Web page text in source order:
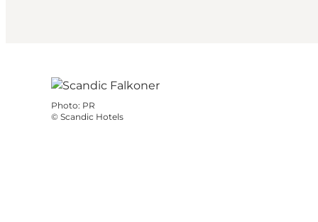
Photo: PR
© Scandic Hotels